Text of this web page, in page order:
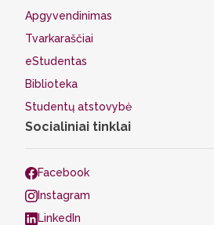
Apgyvendinimas
Tvarkaraščiai
eStudentas
Biblioteka
Studentų atstovybė
Socialiniai tinklai
Facebook
Instagram
LinkedIn